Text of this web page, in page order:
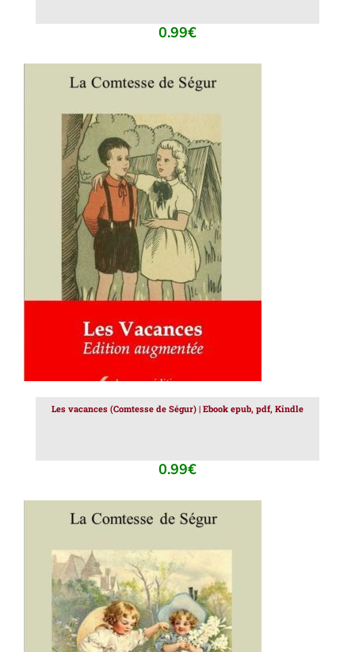
0.99€
AJOUTER AU PANIER / DÉTAILS
Les vacances (Comtesse de Ségur) | Ebook epub, pdf, Kindle
0.99€